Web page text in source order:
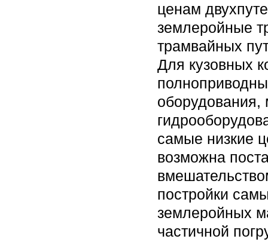
ценам
землеройные
трамвайных
Для кузовных
оборудования,
самые низкие
возможна
постройки
землеройных
частичной